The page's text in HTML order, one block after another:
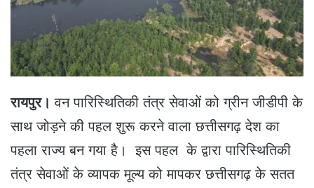
l
रायपुर। वन पारिस्थितिकी तंत्र सेवाओं को ग्रीन जीडीपी के
साथ जोड़ने की पहल शुरू करने वाला छत्तीसगढ़ देश का
पहला राज्य बन गया है। इस पहल के द्वारा पारिस्थितिकी
तंत्र सेवाओं के व्यापक मूल्य को मापकर छत्तीसगढ़ के सतत